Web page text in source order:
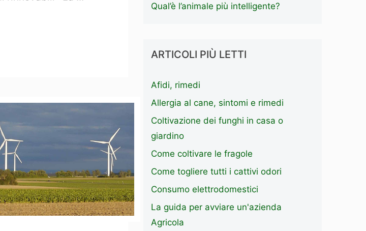
Qual’è l’animale più intelligente?
ARTICOLI PIÙ LETTI
Afidi, rimedi
Allergia al cane, sintomi e rimedi
Coltivazione dei funghi in casa o
giardino
Come coltivare le fragole
Come togliere tutti i cattivi odori
Consumo elettrodomestici
La guida per avviare un'azienda
Agricola